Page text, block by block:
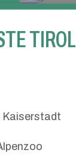
TIROL
Kaiserstadt